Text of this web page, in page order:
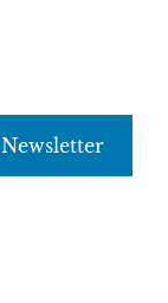
Newsletter